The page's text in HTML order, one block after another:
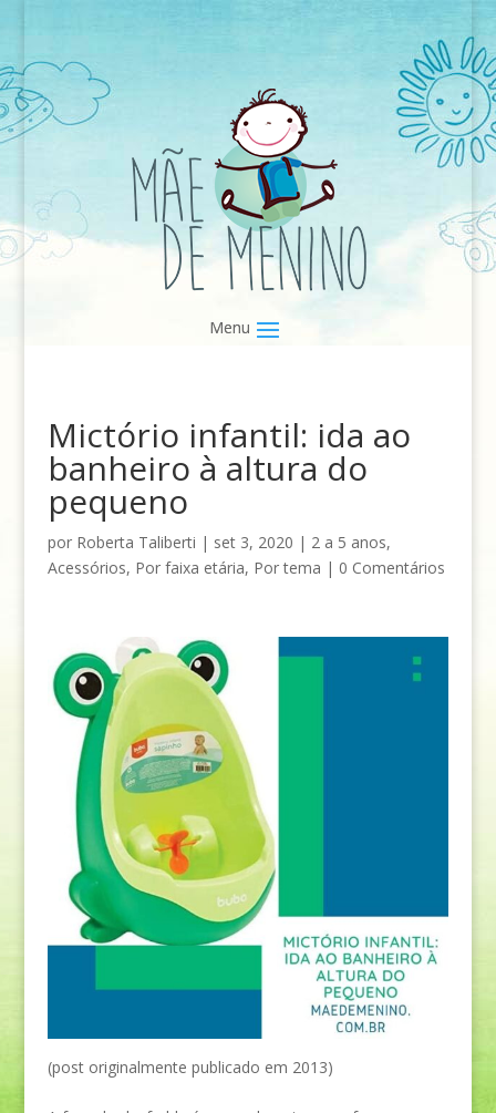
Mictório infantil: ida ao
banheiro à altura do
pequeno
por Roberta Taliberti | set 3, 2020 | 2 a 5 anos,
Acessórios, Por faixa etária, Por tema | 0 Comentários
(post originalmente publicado em 2013)